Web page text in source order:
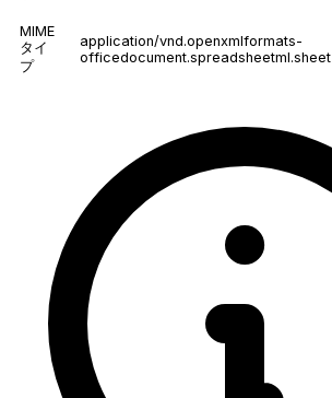
MIME
タイ
プ
application/vnd.openxmlformats-
officedocument.spreadsheetml.sheet